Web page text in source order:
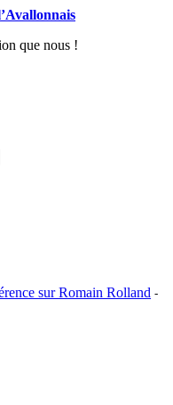
que nous !
sur Romain Rolland -